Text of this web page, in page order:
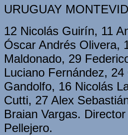
URUGUAY
12 Nicolás Guirín, 11
Óscar Andrés Olivera,
Maldonado, 29
Luciano Fernández, 24
Gandolfo, 16 Nicolás
Cutti, 27 Alex
Braian Vargas.
Pellejero.